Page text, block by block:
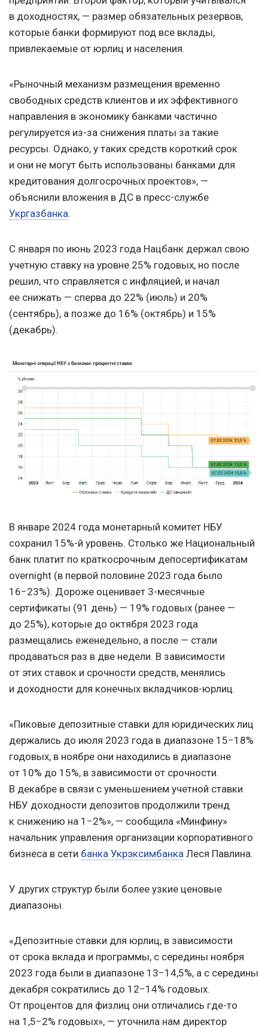
в доходностях, — размер обязательных резервов,
которые банки формируют под все вклады,
привлекаемые от юрлиц и населения.
«Рыночный механизм размещения временно
свободных средств клиентов и их эффективного
направления в экономику банками частично
регулируется из-за снижения платы за такие
ресурсы. Однако, у таких средств короткий срок
и они не могут быть использованы банками для
кредитования долгосрочных проектов», —
объяснили вложения в ДС в пресс-службе
Укргазбанка.
С января по июнь 2023 года Нацбанк держал свою
учетную ставку на уровне 25% годовых, но после
решил, что справляется с инфляцией, и начал
ее снижать — сперва до 22% (июль) и 20%
(сентябрь), а позже до 16% (октябрь) и 15%
(декабрь).
В январе 2024 года монетарный комитет НБУ
сохранил 15%-й уровень. Столько же Национальный
банк платит по краткосрочным депосертификатам
overnight (в первой половине 2023 года было
16−23%). Дороже оценивает 3-месячные
сертификаты (91 день) — 19% годовых (ранее —
до 25%), которые до октября 2023 года
размещались еженедельно, а после — стали
продаваться раз в две недели. В зависимости
от этих ставок и срочности средств, менялись
и доходности для конечных вкладчиков-юрлиц.
«Пиковые депозитные ставки для юридических лиц
держались до июля 2023 года в диапазоне 15−18%
годовых, в ноябре они находились в диапазоне
от 10% до 15%, в зависимости от срочности.
В декабре в связи с уменьшением учетной ставки
НБУ доходности депозитов продолжили тренд
к снижению на 1−2%», — сообщила «Минфину»
начальник управления организации корпоративного
бизнеса в сети банка Укрэксимбанка Леся Павлина.
У других структур были более узкие ценовые
диапазоны.
«Депозитные ставки для юрлиц, в зависимости
от срока вклада и программы, с середины ноября
2023 года были в диапазоне 13−14,5%, а с середины
декабря сократились до 12−14% годовых.
От процентов для физлиц они отличались где-то
на 1,5−2% годовых», — уточнила нам директор